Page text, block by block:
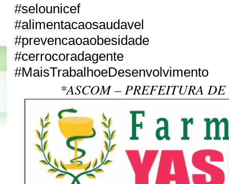
#selounicef
#alimentacaosaudavel
#prevencaoaobesidade
#cerrocoradagente
#MaisTrabalhoeDesenvolvimento
*ASCOM – PREFEITURA DE